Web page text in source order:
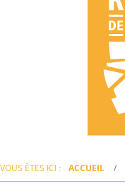
VOUS ÊTES ICI : ACCUEIL